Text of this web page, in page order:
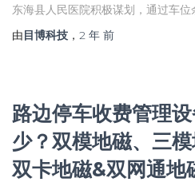
东海县人民医院积极谋划，通过车位
由目博科技 ， 2 年 前
路边停车收费管理
少？双模地磁、三
双卡地磁&双网通